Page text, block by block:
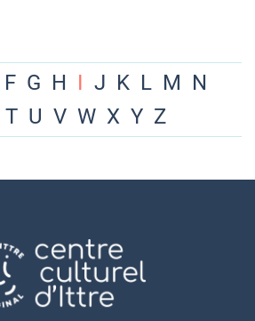
F G H I J K L M N
T U V W X Y Z